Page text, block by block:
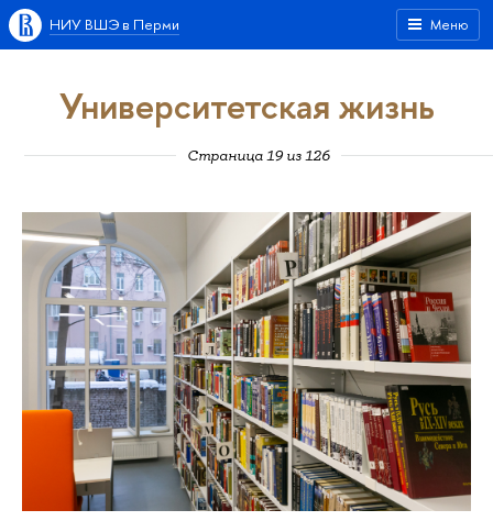
Меню
НИУ ВШЭ в Перми
Университетская жизнь
Страница 19 из 126